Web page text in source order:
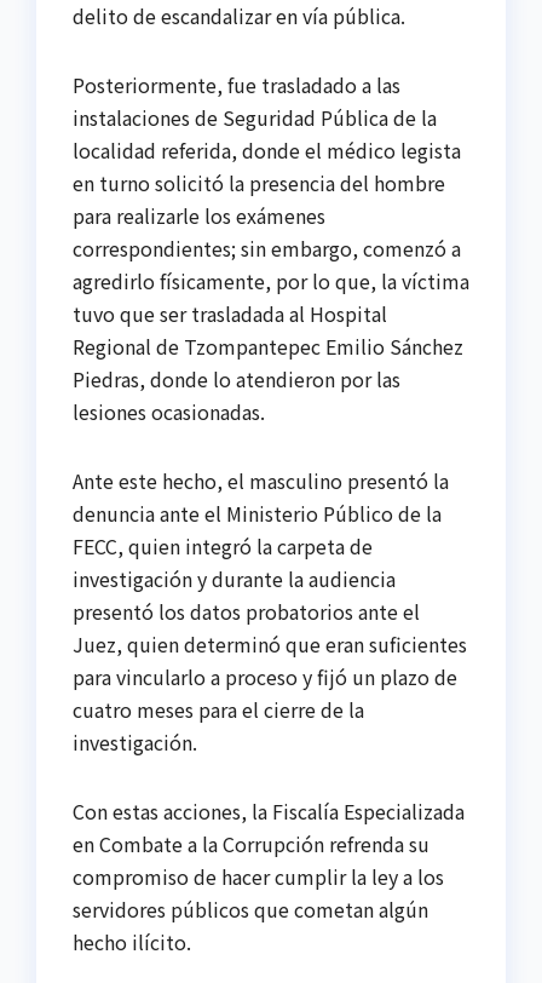
delito de escandalizar en vía pública.
Posteriormente, fue trasladado a las
instalaciones de Seguridad Pública de la
localidad referida, donde el médico legista
en turno solicitó la presencia del hombre
para realizarle los exámenes
correspondientes; sin embargo, comenzó a
agredirlo físicamente, por lo que, la víctima
tuvo que ser trasladada al Hospital
Regional de Tzompantepec Emilio Sánchez
Piedras, donde lo atendieron por las
lesiones ocasionadas.
Ante este hecho, el masculino presentó la
denuncia ante el Ministerio Público de la
FECC, quien integró la carpeta de
investigación y durante la audiencia
presentó los datos probatorios ante el
Juez, quien determinó que eran suficientes
para vincularlo a proceso y fijó un plazo de
cuatro meses para el cierre de la
investigación.
Con estas acciones, la Fiscalía Especializada
en Combate a la Corrupción refrenda su
compromiso de hacer cumplir la ley a los
servidores públicos que cometan algún
hecho ilícito.